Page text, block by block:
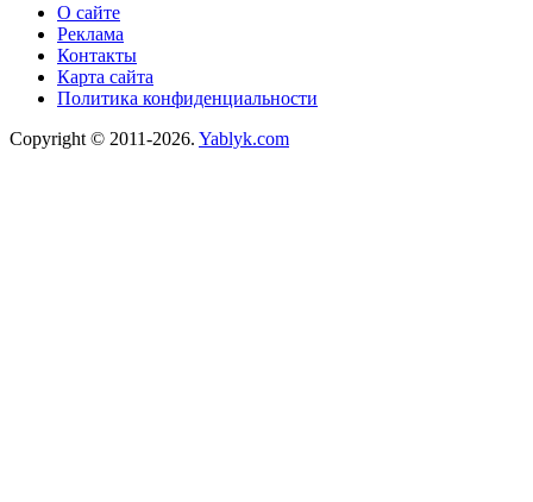
О сайте
Реклама
Контакты
Карта сайта
Политика конфиденциальности
Copyright © 2011-2026. Yablyk.сom